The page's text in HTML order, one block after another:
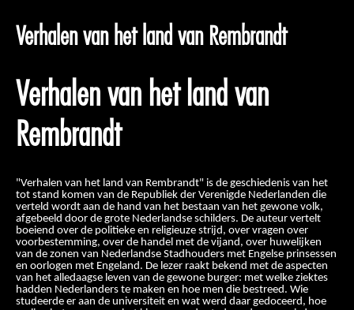
Verhalen van het land van Rembrandt
Verhalen van het land van
Rembrandt
"Verhalen van het land van Rembrandt" is de geschiedenis van het
tot stand komen van de Republiek der Verenigde Nederlanden die
verteld wordt aan de hand van het bestaan van het gewone volk,
afgebeeld door de grote Nederlandse schilders. De auteur vertelt
boeiend over de politieke en religieuze strijd, over vragen over
voorbestemming, over de handel met de vijand, over huwelijken
van de zonen van Nederlandse Stadhouders met Engelse prinsessen
en oorlogen met Engeland. De lezer raakt bekend met de aspecten
van het alledaagse leven van de gewone burger: met welke ziektes
hadden Nederlanders te maken en hoe men die bestreed. Wie
studeerde er aan de universiteit en wat werd daar gedoceerd, hoe